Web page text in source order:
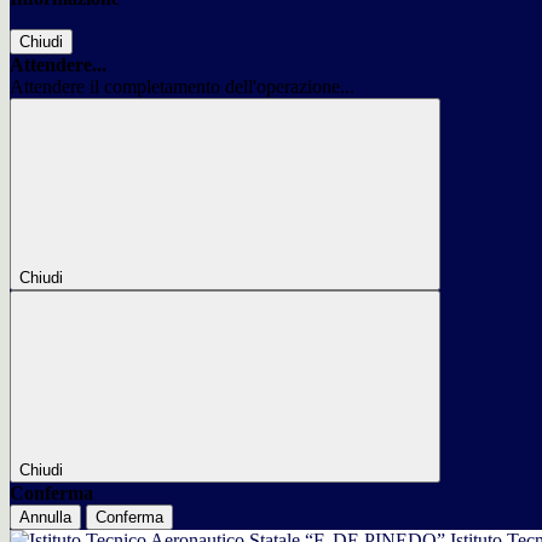
Chiudi
Attendere...
Attendere il completamento dell'operazione...
Chiudi
Chiudi
Conferma
Annulla Conferma